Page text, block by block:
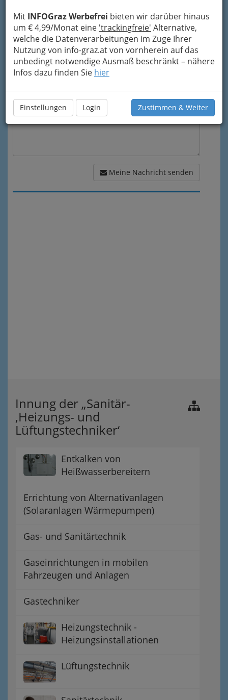
Mit INFOGraz Werbefrei bieten wir darüber hinaus
um € 4,99/Monat eine 'trackingfreie' Alternative,
welche die Datenverarbeitungen im Zuge Ihrer
Nutzung von info-graz.at von vornherein auf das
unbedingt notwendige Ausmaß beschränkt – nähere
Infos dazu finden Sie hier
Einstellungen Login Zustimmen & Weiter
Mein Betreff
Meine Nachricht
Meine Nachricht senden
Innung der „Sanitär-
,Heizungs- und
Lüftungstechniker‘
Entkalken von
Heißwasserbereitern
Errichtung von Alternativanlagen
(Solaranlagen Wärmepumpen)
Gas- und Sanitärtechnik
Gaseinrichtungen in mobilen
Fahrzeugen und Anlagen
Gastechniker
Heizungstechnik -
Heizungsinstallationen
Lüftungstechnik